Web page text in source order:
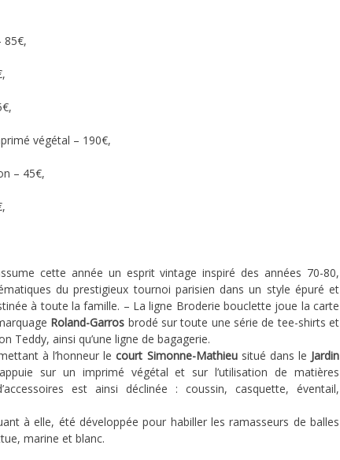
85€,
végétal – 190€,
– 45€,
cette année un esprit vintage inspiré des années 70-80,
du prestigieux tournoi parisien dans un style épuré et
à toute la famille. – La ligne Broderie bouclette joue la carte
Roland-Garros brodé sur toute une série de tee-shirts et
Teddy, ainsi qu’une ligne de bagagerie.
à l’honneur lecourt Simonne-Mathieusitué dans le Jardin
sur un imprimé végétal et sur l’utilisation de matières
est ainsi déclinée : coussin, casquette, éventail,
à elle, été développée pour habiller les ramasseurs de balles
marine et blanc.